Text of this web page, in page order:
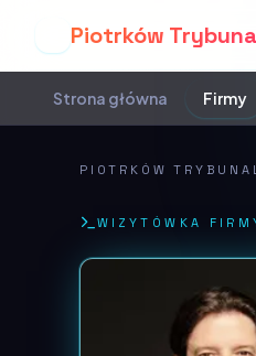
Piotrków
Strona główna Firmy
PIOTRKÓW
WIZYTÓWKA